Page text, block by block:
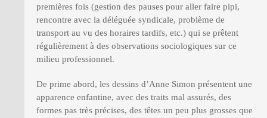
premières fois (gestion des pauses pour aller faire pipi,
rencontre avec la déléguée syndicale, problème de
transport au vu des horaires tardifs, etc.) qui se prêtent
régulièrement à des observations sociologiques sur ce
milieu professionnel.
De prime abord, les dessins d’Anne Simon présentent une
apparence enfantine, avec des traits mal assurés, des
formes pas très précises, des têtes un peu plus grosses que